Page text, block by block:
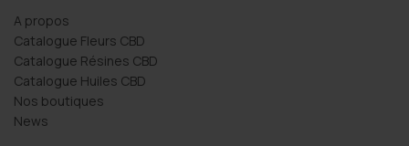
A propos
Catalogue Fleurs CBD
Catalogue Résines CBD
Catalogue Huiles CBD
Nos boutiques
News